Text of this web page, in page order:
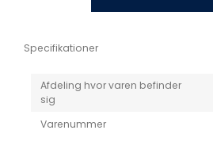
Specifikationer
Afdeling hvor varen befinder
sig
Varenummer